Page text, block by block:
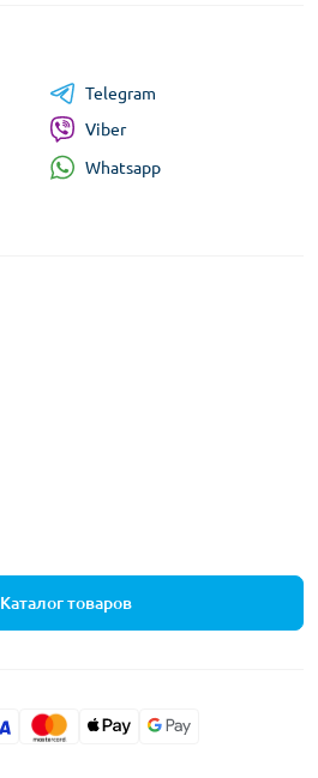
Каталог товаров
Telegram
Viber
Whatsapp